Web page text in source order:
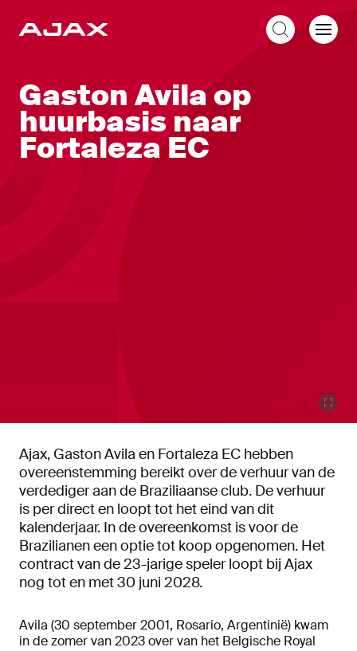
Gaston Avila op
huurbasis naar
Fortaleza EC
Ajax, Gaston Avila en Fortaleza EC hebben
overeenstemming bereikt over de verhuur van de
verdediger aan de Braziliaanse club. De verhuur
is per direct en loopt tot het eind van dit
kalenderjaar. In de overeenkomst is voor de
Brazilianen een optie tot koop opgenomen. Het
contract van de 23-jarige speler loopt bij Ajax
nog tot en met 30 juni 2028.
Avila (30 september 2001, Rosario, Argentinië) kwam
in de zomer van 2023 over van het Belgische Royal